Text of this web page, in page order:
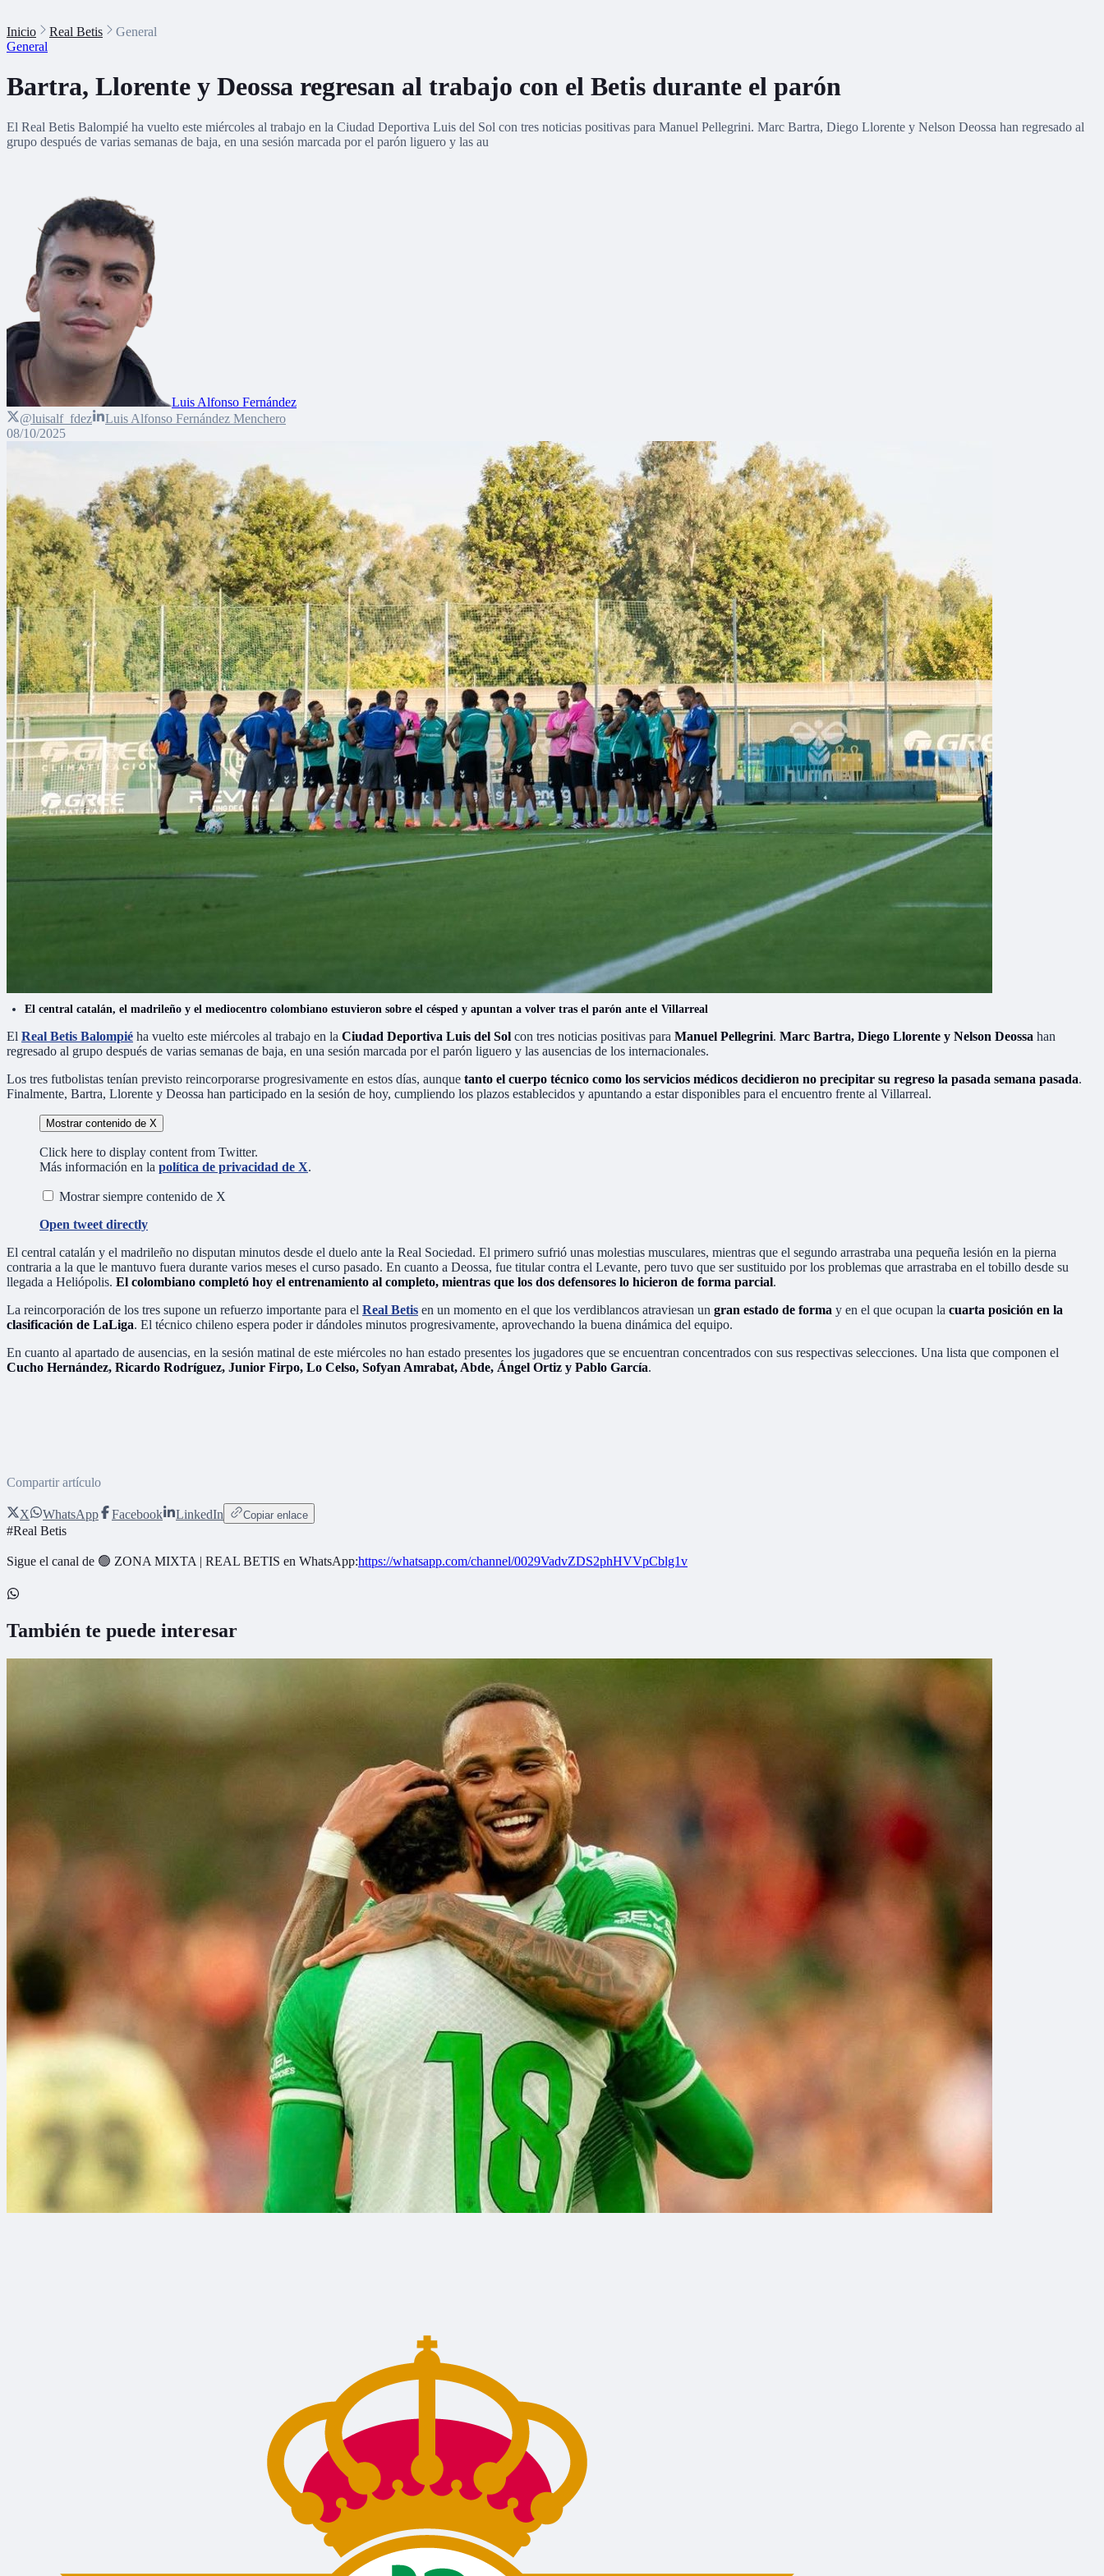
Inicio Real Betis
General
General
Bartra, Llorente y Deossa regresan al trabajo con el Betis durante el parón
El Real Betis Balompié ha vuelto este miércoles al trabajo en la Ciudad Deportiva Luis del Sol con tres noticias positivas para Manuel Pellegrini. Marc Bartra, Diego Llorente y Nelson Deossa han regresado al
grupo después de varias semanas de baja, en una sesión marcada por el parón liguero y las au
Luis Alfonso Fernández
@luisalf_fdez
Luis Alfonso Fernández Menchero
08/10/2025
El central catalán, el madrileño y el mediocentro colombiano estuvieron sobre el césped y apuntan a volver tras el parón ante el Villarreal
El Real Betis Balompié ha vuelto este miércoles al trabajo en la Ciudad Deportiva Luis del Sol con tres noticias positivas para Manuel Pellegrini. Marc Bartra, Diego Llorente y Nelson Deossa han
regresado al grupo después de varias semanas de baja, en una sesión marcada por el parón liguero y las ausencias de los internacionales.
Los tres futbolistas tenían previsto reincorporarse progresivamente en estos días, aunque tanto el cuerpo técnico como los servicios médicos decidieron no precipitar su regreso la pasada semana pasada.
Finalmente, Bartra, Llorente y Deossa han participado en la sesión de hoy, cumpliendo los plazos establecidos y apuntando a estar disponibles para el encuentro frente al Villarreal.
Mostrar contenido de X
Click here to display content from Twitter.
Más información en la política de privacidad de X.
Mostrar siempre contenido de X
Open tweet directly
El central catalán y el madrileño no disputan minutos desde el duelo ante la Real Sociedad. El primero sufrió unas molestias musculares, mientras que el segundo arrastraba una pequeña lesión en la pierna
contraria a la que le mantuvo fuera durante varios meses el curso pasado. En cuanto a Deossa, fue titular contra el Levante, pero tuvo que ser sustituido por los problemas que arrastraba en el tobillo desde su
llegada a Heliópolis. El colombiano completó hoy el entrenamiento al completo, mientras que los dos defensores lo hicieron de forma parcial.
La reincorporación de los tres supone un refuerzo importante para el Real Betis en un momento en el que los verdiblancos atraviesan un gran estado de forma y en el que ocupan la cuarta posición en la
clasificación de LaLiga. El técnico chileno espera poder ir dándoles minutos progresivamente, aprovechando la buena dinámica del equipo.
En cuanto al apartado de ausencias, en la sesión matinal de este miércoles no han estado presentes los jugadores que se encuentran concentrados con sus respectivas selecciones. Una lista que componen el
Cucho Hernández, Ricardo Rodríguez, Junior Firpo, Lo Celso, Sofyan Amrabat, Abde, Ángel Ortiz y Pablo García.
Compartir artículo
X WhatsApp Facebook LinkedIn Copiar enlace
#Real Betis
Sigue el canal de 🟢 ZONA MIXTA | REAL BETIS en WhatsApp:https://whatsapp.com/channel/0029VadvZDS2phHVVpCblg1v
También te puede interesar